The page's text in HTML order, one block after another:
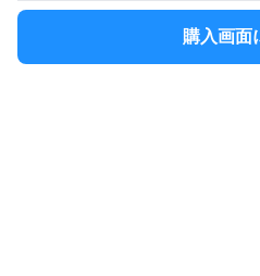
購入画面
購入画面